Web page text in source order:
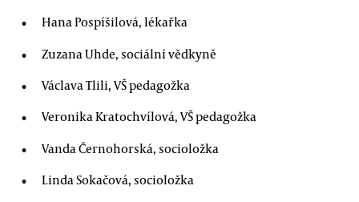
Hana Pospíšilová, lékařka
Zuzana Uhde, sociální vědkyně
Václava Tlili, VŠ pedagožka
Veronika Kratochvílová, VŠ pedagožka
Vanda Černohorská, socioložka
Linda Sokačová, socioložka